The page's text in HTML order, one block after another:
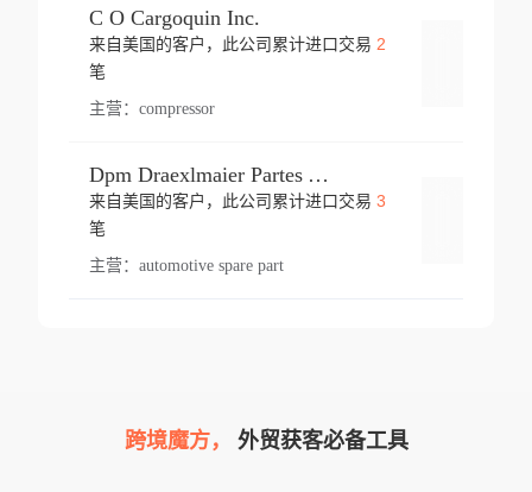
C O Cargoquin Inc.
来自美国的客户，此公司累计进口交易 2
笔
主营： compressor
Dpm Draexlmaier Partes Automotrices Corr Ind Huejotzingo
来自美国的客户，此公司累计进口交易 3
笔
主营： automotive spare part
跨境魔方， 外贸获客必备工具